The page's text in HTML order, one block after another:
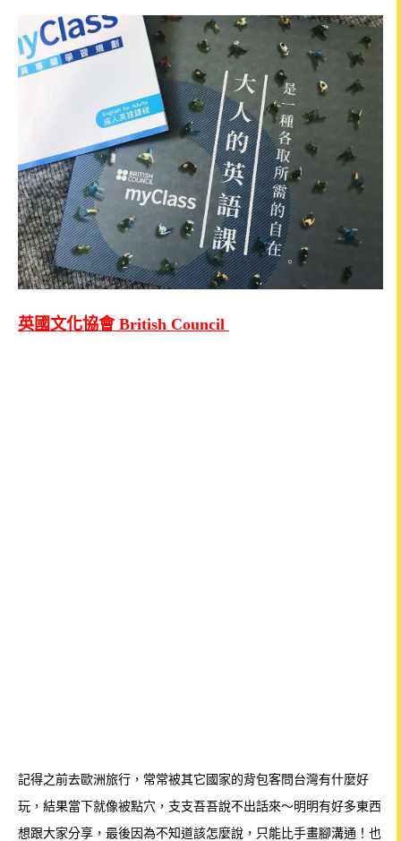
英國文化協會 British Council
記得之前去歐洲旅行，常常被其它國家的背包客問台灣有什麼好
玩，結果當下就像被點穴，支支吾吾說不出話來～明明有好多東西
想跟大家分享，最後 因為不知道該怎麼說，只能比手畫腳溝通！也